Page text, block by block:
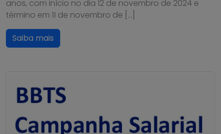
anos, com início no dia 12 de novembro de 2024 e
término em 11 de novembro de […]
Saiba mais